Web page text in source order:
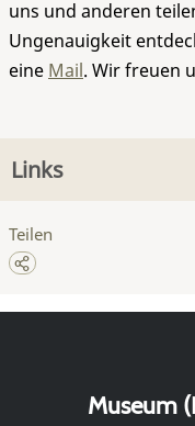
uns und anderen
Ungenauigkeit
eine Mail. Wir freuen
Links
Teilen
Museum